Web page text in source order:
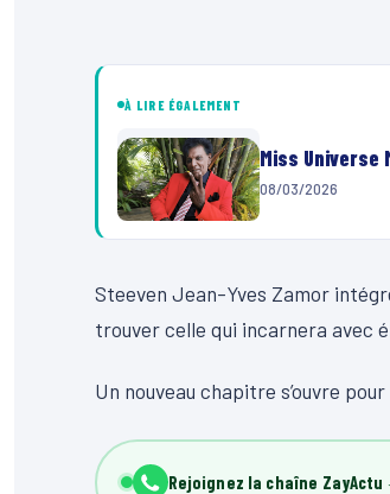
À LIRE ÉGALEMENT
Miss Universe
08/03/2026
Steeven Jean-Yves Zamor
trouver celle qui incarnera avec
Un nouveau chapitre s’ouvre
Rejoignez la chaîne ZayActu